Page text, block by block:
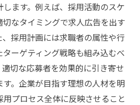
ンを高めるための環境作り
バイト応募で正社員への可能
レンドを知る
の可能性を最大限に引き出す
のバイト求人動向の理解
ます。例えば、採用活動のスケ
なタイミングで求人広告を出す
、採用計画には求職者の属性や行
ーゲティング戦略も組み込むべ
切な応募者を効果的に引き寄せ
。企業が目指す理想の人材を明
プロセス全体に反映させること